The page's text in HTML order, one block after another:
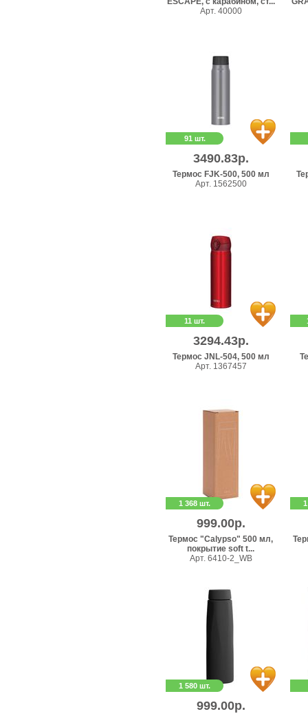
Арт. 40000
91 шт.
3490.83р.
Термос FJK-500, 500 мл
Арт. 1562500
11 шт.
3294.43р.
Термос JNL-504, 500 мл
Арт. 1367457
1 368 шт.
999.00р.
Термос "Calypso" 500 мл,
покрытие soft t...
Арт. 6410-2_WB
1 580 шт.
999.00р.